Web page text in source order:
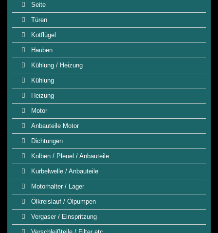
Seite
Türen
Kotflügel
Hauben
Kühlung / Heizung
Kühlung
Heizung
Motor
Anbauteile Motor
Dichtungen
Kolben / Pleuel / Anbauteile
Kurbelwelle / Anbauteile
Motorhalter / Lager
Ölkreislauf / Ölpumpen
Vergaser / Einspritzung